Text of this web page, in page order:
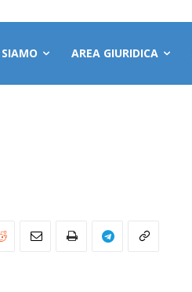
AREA GIURIDICA